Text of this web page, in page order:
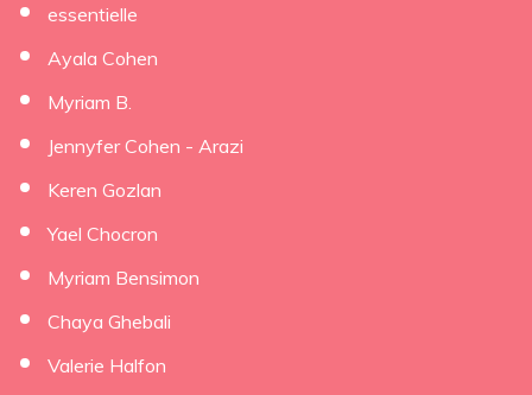
essentielle
Ayala Cohen
Myriam B.
Jennyfer Cohen - Arazi
Keren Gozlan
Yael Chocron
Myriam Bensimon
Chaya Ghebali
Valerie Halfon